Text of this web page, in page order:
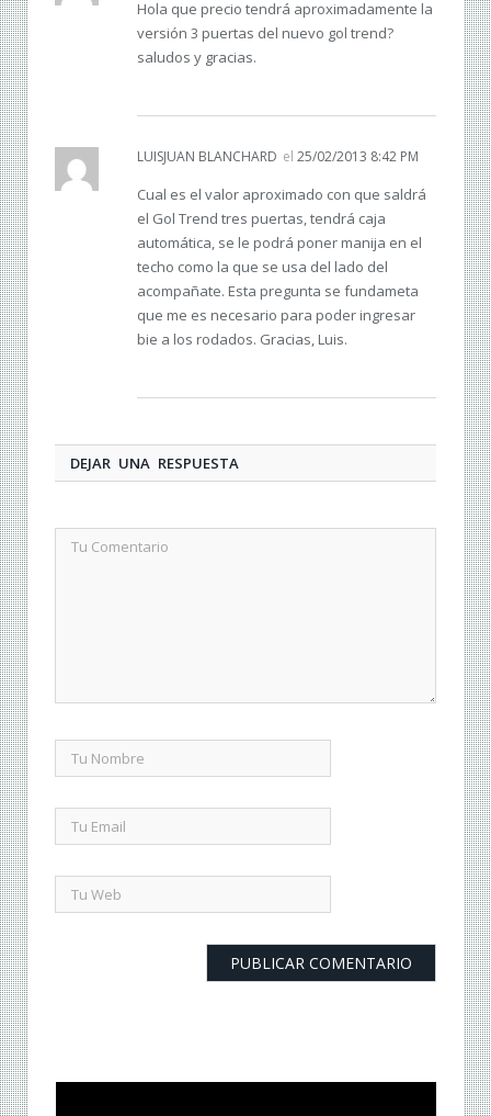
Hola que precio tendrá aproximadamente la
versión 3 puertas del nuevo gol trend?
saludos y gracias.
LUISJUAN BLANCHARD el 25/02/2013 8:42 PM
Cual es el valor aproximado con que saldrá
el Gol Trend tres puertas, tendrá caja
automática, se le podrá poner manija en el
techo como la que se usa del lado del
acompañate. Esta pregunta se fundameta
que me es necesario para poder ingresar
bie a los rodados. Gracias, Luis.
DEJAR UNA RESPUESTA